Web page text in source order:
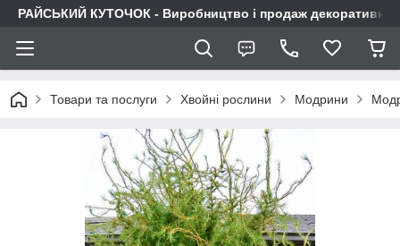
РАЙСЬКИЙ КУТОЧОК - Виробництво і продаж декоративних
Товари та послуги Хвойні рослини Модрини